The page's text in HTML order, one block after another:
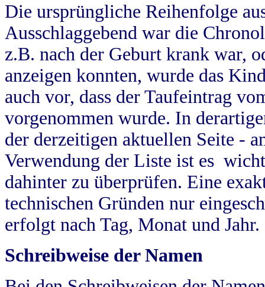
Die ursprüngliche Reihenfolge
Ausschlaggebend war die
z.B. nach der Geburt krank war,
anzeigen konnten, wurde das
auch vor, dass der Taufeintrag
vorgenommen wurde. In
der derzeitigen aktuellen Seite -
Verwendung der Liste ist es
dahinter zu überprüfen. Eine
technischen Gründen nur
erfolgt nach Tag, Monat und Jahr.
Schreibweise der Namen